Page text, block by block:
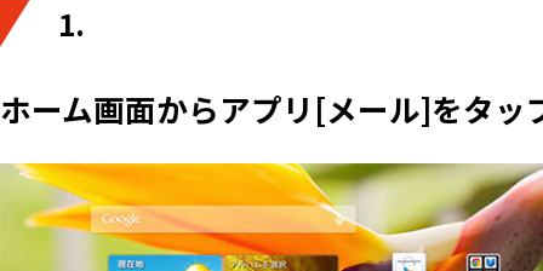
1.
ホーム画面からアプリ[メール]をタッ